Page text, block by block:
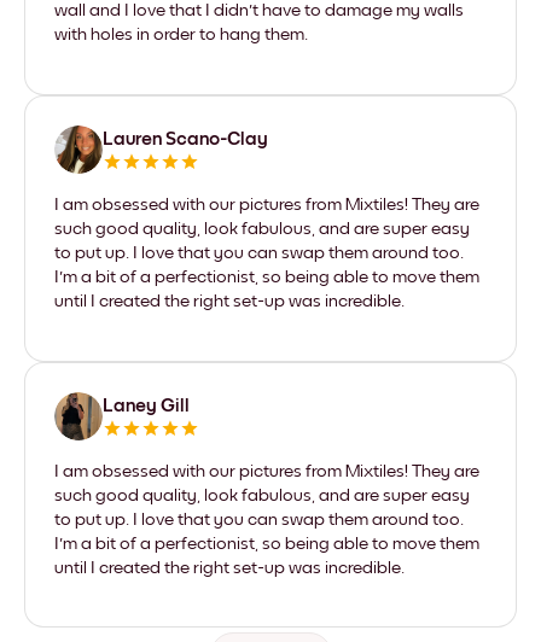
wall and I love that I didn't have to damage my walls
with holes in order to hang them.
Lauren Scano-Clay
I am obsessed with our pictures from Mixtiles! They are
such good quality, look fabulous, and are super easy
to put up. I love that you can swap them around too.
I'm a bit of a perfectionist, so being able to move them
until I created the right set-up was incredible.
Laney Gill
I am obsessed with our pictures from Mixtiles! They are
such good quality, look fabulous, and are super easy
to put up. I love that you can swap them around too.
I'm a bit of a perfectionist, so being able to move them
until I created the right set-up was incredible.